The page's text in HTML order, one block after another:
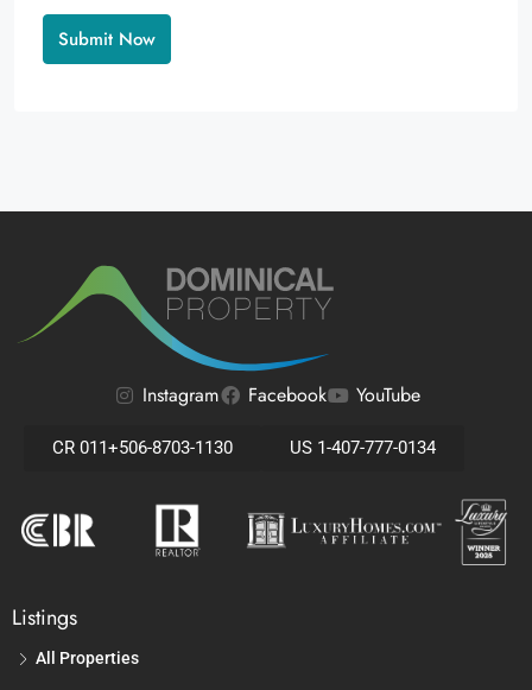
Instagram Facebook YouTube
CR 011+506-8703-1130 US 1-407-777-0134
Listings
All Properties